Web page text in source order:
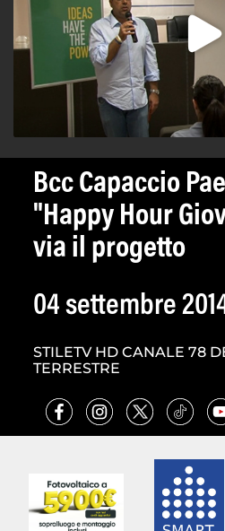
Bcc Capaccio
"Happy Hour
via il progetto
04 settembre
STILETV HD CANALE 78
TERRESTRE